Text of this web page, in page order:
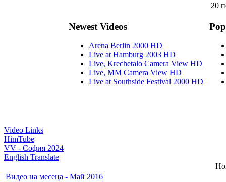
20
Newest Videos
Arena Berlin 2000 HD
Live at Hamburg 2003 HD
Live, Krechetalo Camera View HD
Live, MM Camera View HD
Live at Southside Festival 2000 HD
Video Links
HimTube
VV - София 2024
English Translate
Видео на месеца - Май 2016